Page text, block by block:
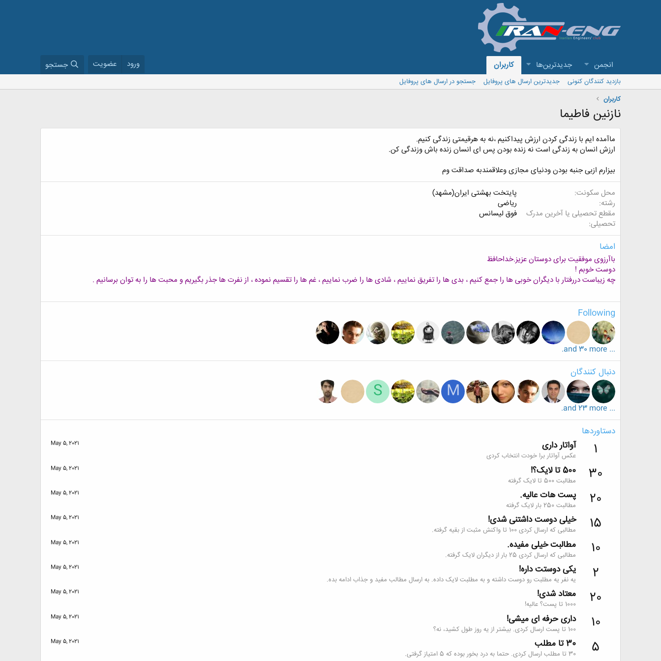
انجمن جدیدترین‌ها کاربران ورود عضویت جستجو
بازدید کنندگان کنونی جدیدترین ارسال های پروفایل
جستجو در ارسال های پروفایل
کاربران
نازنین فاطیما
ماآمده ایم با زندگی کردن ارزش پیداکنیم ،نه به هرقیمتی زندگی کنیم.
ارزش انسان به زندگی است نه زنده بودن پس ای انسان زنده باش وزندگی کن.
بیزارم ازبی جنبه بودن ودنیای مجازی وعلاقمندبه صداقت وم
محل سکونت
پایتخت بهشتی ایران(مشهد)
رشته
ریاضی
مقطع تحصیلی یا آخرین مدرک
تحصیلی
فوق لیسانس
امضا
باآرزوی موفقیت برای دوستان عزیز.خداحافظ
دوست خوبم !
چه زیباست دررفتار با دیگران خوبی ها را جمع کنیم ، بدی ها را تفریق نماییم ، شادی ها را ضرب نماییم ، غم ها را تقسیم نموده ، از نفرت ها جذر بگیریم و محبت ها را به توان برسانیم .
Following
... and 30 more.
دنبال کنندگان
M
S
... and 23 more.
دستاوردها
1
May 5, 2021 آواتار داری
عکس آواتار برا خودت انتخاب کردی
30
May 5, 2021 500 تا لایک؟!
مطالبت 500 تا لایک گرفته
20
May 5, 2021 پست هات عالیه.
مطالبت 250 بار لایک گرفته
15
May 5, 2021 خیلی دوست داشتنی شدی!
مطالبی که ارسال کردی 100 تا واکنش مثبت از بقیه گرفته.
10
May 5, 2021 مطالبت خیلی مفیده.
مطالبی که ارسال کردی 25 بار از دیگران لایک گرفته.
2
May 5, 2021 یکی دوستت داره!
یه نفر یه مطلبت رو دوست داشته و به مطلبت لایک داده. به ارسال مطالب مفید و جذاب ادامه بده.
20
May 5, 2021 معتاد شدی!
1000 تا پست؟ عالیه!
10
May 5, 2021 داری حرفه ای میشی!
100 تا پست ارسال کردی. بیشتر از یه روز طول کشید، نه؟
5
May 5, 2021 30 تا مطلب
30 تا مطلب ارسال کردی. حتما به درد بخور بوده که 5 امتیاز گرفتی.